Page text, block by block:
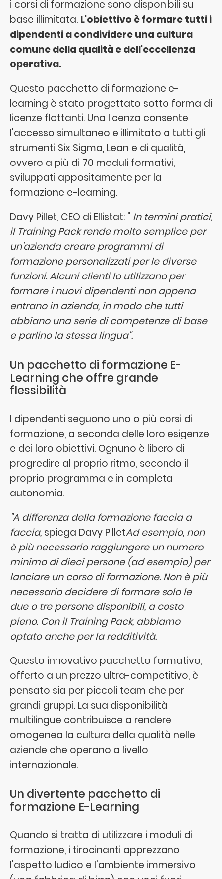
i corsi di formazione sono disponibili su
base illimitata. L'obiettivo è formare tutti i
dipendenti a condividere una cultura
comune della qualità e dell'eccellenza
operativa.
Questo pacchetto di formazione e-
learning è stato progettato sotto forma di
licenze flottanti. Una licenza consente
l'accesso simultaneo e illimitato a tutti gli
strumenti Six Sigma, Lean e di qualità,
ovvero a più di 70 moduli formativi,
sviluppati appositamente per la
formazione e-learning.
Davy Pillet, CEO di Ellistat: " In termini pratici,
il Training Pack rende molto semplice per
un'azienda creare programmi di
formazione personalizzati per le diverse
funzioni. Alcuni clienti lo utilizzano per
formare i nuovi dipendenti non appena
entrano in azienda, in modo che tutti
abbiano una serie di competenze di base
e parlino la stessa lingua".
Un pacchetto di formazione E-
Learning che offre grande
flessibilità
I dipendenti seguono uno o più corsi di
formazione, a seconda delle loro esigenze
e dei loro obiettivi. Ognuno è libero di
progredire al proprio ritmo, secondo il
proprio programma e in completa
autonomia.
"A differenza della formazione faccia a
faccia, spiega Davy PilletAd esempio, non
è più necessario raggiungere un numero
minimo di dieci persone (ad esempio) per
lanciare un corso di formazione. Non è più
necessario decidere di formare solo le
due o tre persone disponibili, a costo
pieno. Con il Training Pack, abbiamo
optato anche per la redditività.
Questo innovativo pacchetto formativo,
offerto a un prezzo ultra-competitivo, è
pensato sia per piccoli team che per
grandi gruppi. La sua disponibilità
multilingue contribuisce a rendere
omogenea la cultura della qualità nelle
aziende che operano a livello
internazionale.
Un divertente pacchetto di
formazione E-Learning
Quando si tratta di utilizzare i moduli di
formazione, i tirocinanti apprezzano
l'aspetto ludico e l'ambiente immersivo